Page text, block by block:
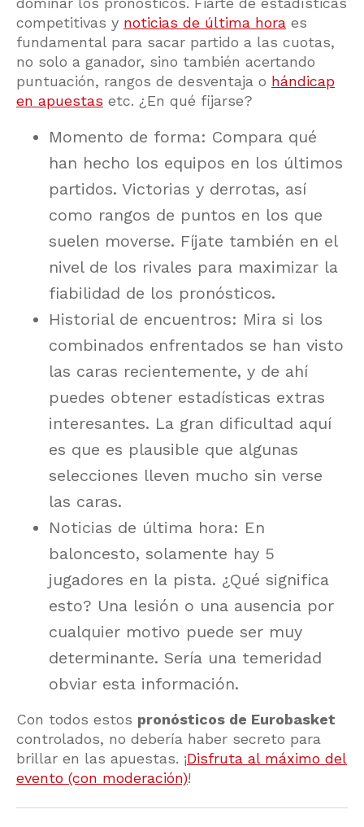
competitivas y noticias de última hora es
fundamental para sacar partido a las cuotas,
no solo a ganador, sino también acertando
puntuación, rangos de desventaja o hándicap
en apuestas etc. ¿En qué fijarse?
Momento de forma: Compara qué
han hecho los equipos en los últimos
partidos. Victorias y derrotas, así
como rangos de puntos en los que
suelen moverse. Fíjate también en el
nivel de los rivales para maximizar la
fiabilidad de los pronósticos.
Historial de encuentros: Mira si los
combinados enfrentados se han visto
las caras recientemente, y de ahí
puedes obtener estadísticas extras
interesantes. La gran dificultad aquí
es que es plausible que algunas
selecciones lleven mucho sin verse
las caras.
Noticias de última hora: En
baloncesto, solamente hay 5
jugadores en la pista. ¿Qué significa
esto? Una lesión o una ausencia por
cualquier motivo puede ser muy
determinante. Sería una temeridad
obviar esta información.
Con todos estos pronósticos de Eurobasket
controlados, no debería haber secreto para
brillar en las apuestas. ¡Disfruta al máximo del
evento (con moderación)!